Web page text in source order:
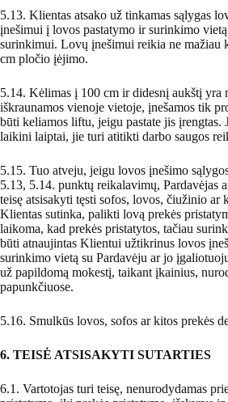
5.13. Klientas atsako už tinkamas sąlygas
įnešimui į lovos pastatymo ir surinkimo
surinkimui. Lovų įnešimui reikia ne mažiau
cm pločio įėjimo.
5.14. Kėlimas į 100 cm ir didesnį aukštį yra
iškraunamos vienoje vietoje, įnešamos tik
būti keliamos liftu, jeigu pastate jis įrengtas.
laikini laiptai, jie turi atitikti darbo saugos
5.15. Tuo atveju, jeigu lovos įnešimo
5.13, 5.14. punktų reikalavimų, Pardavėjas
teisę atsisakyti tęsti sofos, lovos, čiužinio ar
Klientas sutinka, palikti lovą prekės
laikoma, kad prekės pristatytos, tačiau
būti atnaujintas Klientui užtikrinus lovos
surinkimo vietą su Pardavėju ar jo
už papildomą mokestį, taikant įkainius,
papunkčiuose.
5.16. Smulkūs lovos, sofos ar kitos prekės
6. TEISĖ ATSISAKYTI SUTARTIES
6.1. Vartotojas turi teisę, nenurodydamas